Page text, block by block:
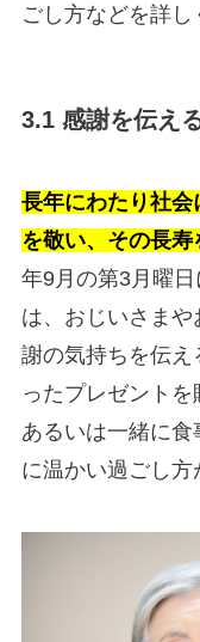
ごし方などを詳し
3.1 感謝を伝え
長年にわたり社会
を敬い、その長寿
年9月の第3月曜
は、おじいさま
謝の気持ちを伝え
ったプレゼントを
あるいは一緒に
に温かい過ごし方